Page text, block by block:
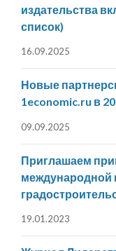
издательства
список)
16.09.2025
Новые
1economic.ru в
09.09.2025
Приглашаем
международной
19.01.2023